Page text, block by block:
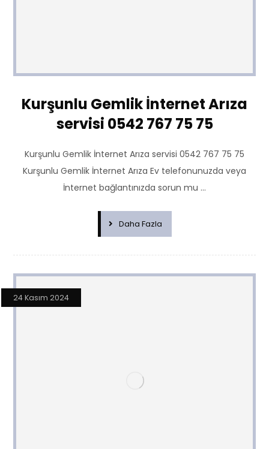
Kurşunlu Gemlik İnternet Arıza
servisi 0542 767 75 75
Kurşunlu Gemlik İnternet Arıza servisi 0542 767 75 75
Kurşunlu Gemlik İnternet Arıza Ev telefonunuzda veya
İnternet bağlantınızda sorun mu ...
Daha Fazla
24 Kasım 2024